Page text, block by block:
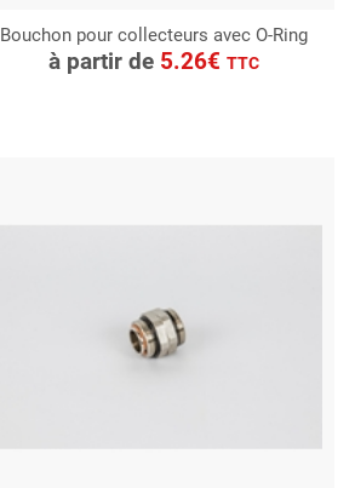
Bouchon pour collecteurs avec O-Ring
à partir de 5.26€ TTC
CONSULTER
Demande de devis